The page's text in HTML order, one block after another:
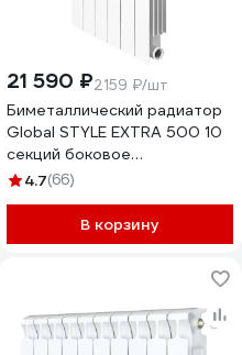
21 590 ₽2159 ₽/шт
Биметаллический радиатор
Global STYLE EXTRA 500 10
секций боковое
подключение
4.7(66)
В корзину